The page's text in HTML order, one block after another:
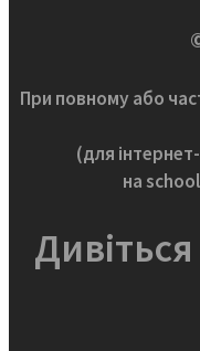
При повному або
(для
на